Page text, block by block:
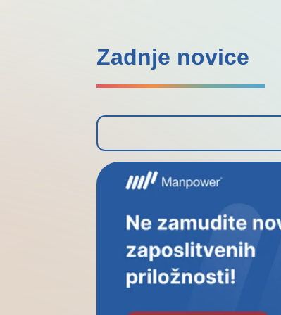
Zadnje novice